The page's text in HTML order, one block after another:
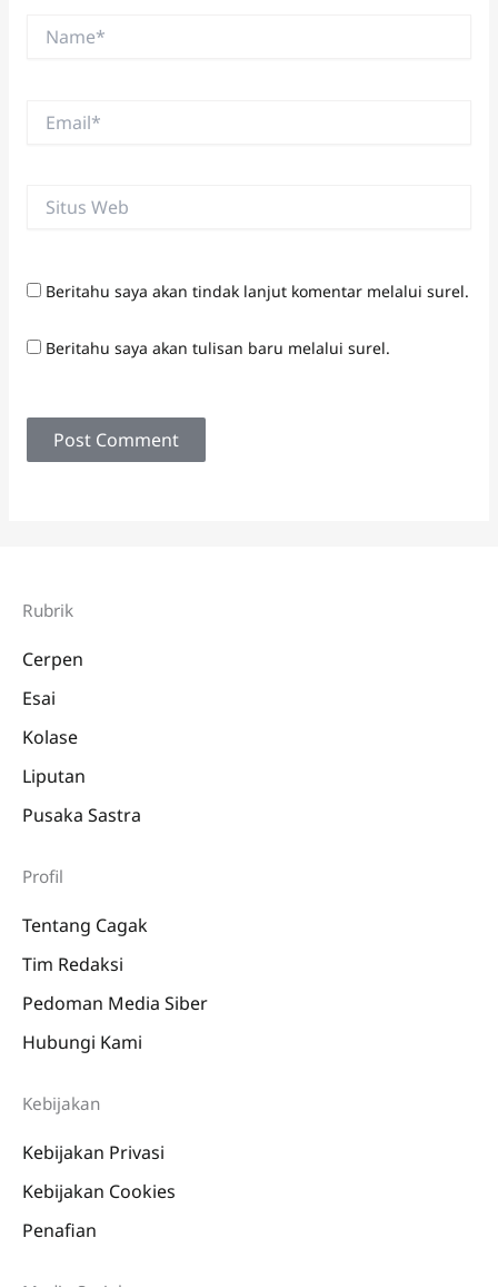
Web
Beritahu saya akan tindak lanjut komentar melalui surel.
Beritahu saya akan tulisan baru melalui surel.
Rubrik
Cerpen
Esai
Kolase
Liputan
Pusaka Sastra
Profil
Tentang Cagak
Tim Redaksi
Pedoman Media Siber
Hubungi Kami
Kebijakan
Kebijakan Privasi
Kebijakan Cookies
Penafian